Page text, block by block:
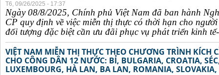
T6, 09/26/2025 - 17:37
Ngày 08/8/2025, Chính phủ Việt Nam đã ban hành
CP quy định về việc miễn thị thực có thời hạn cho
đối tượng đặc biệt cần ưu đãi phục vụ phát triển kinh
VIỆT NAM MIỄN THỊ THỰC THEO CHƯƠNG TRÌNH KÍCH
CHO CÔNG DÂN 12 NƯỚC: BỈ, BULGARIA, CROATIA,
LUXEMBOURG, HÀ LAN, BA LAN, ROMANIA, SLOVAKIA,